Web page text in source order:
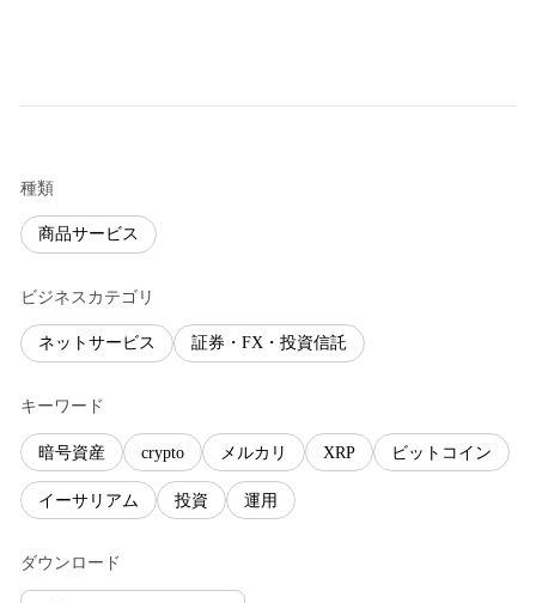
種類
商品サービス
ビジネスカテゴリ
ネットサービス 証券・FX・投資信託
キーワード
暗号資産 crypto メルカリ XRP ビットコイン
イーサリアム 投資 運用
ダウンロード